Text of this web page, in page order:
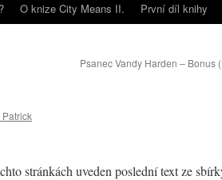
O knize City Means II. První díl knihy
Psanec Vandy Harden – Bonus
Patrick
stránkách uveden poslední text ze